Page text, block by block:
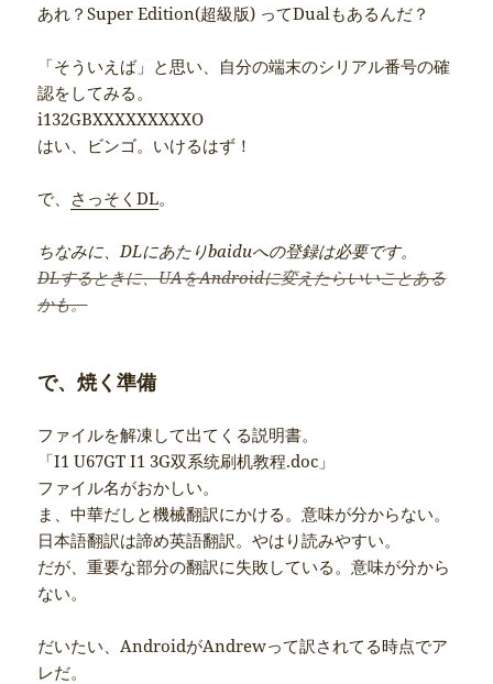
あれ？Super Edition(超級版) ってDualもあるんだ？
「そういえば」と思い、自分の端末のシリアル番号の確
認をしてみる。
i132GBXXXXXXXXXO
はい、ビンゴ。いけるはず！
で、 さっそくDL。
ちなみに、DLにあたりbaiduへの登録は必要です。
DLするときに、UAをAndroidに変えたらいいことある
かも。
で、焼く準備
ファイルを解凍して出てくる説明書。
「I1 U67GT I1 3G双系统刷机教程.doc」
ファイル名がおかしい。
ま、中華だしと機械翻訳にかける。意味が分からない。
日本語翻訳は諦め英語翻訳。やはり読みやすい。
だが、重要な部分の翻訳に失敗している。意味が分から
ない。
だいたい、AndroidがAndrewって訳されてる時点でア
レだ。